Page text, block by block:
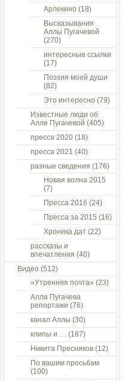
Арлекино (18)
Высказывания
Аллы Пугачевой
(270)
интересные ссылки
(17)
Поэзия моей души
(82)
Это интересно (79)
Известные люди об
Алле Пугачевой (405)
пресса 2020 (18)
пресса 2021 (40)
разные сведения (176)
Новая волна 2015
(7)
Пресса 2016 (24)
Пресса за 2015 (16)
Хроника дат (22)
рассказы и
впечатления (40)
Видео (512)
»Утренняя почта» (23)
Алла Пугачева
репортажи (76)
канал Аллы (30)
клипы и … (187)
Никита Пресняков (12)
По вашим просьбам
(100)